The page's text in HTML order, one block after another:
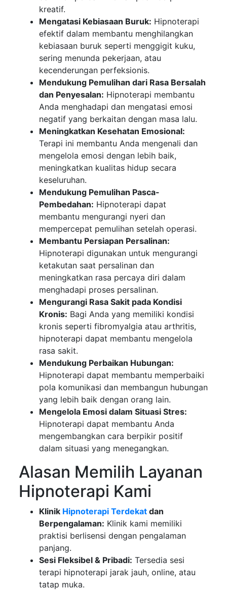
kreatif.
Mengatasi Kebiasaan Buruk: Hipnoterapi
efektif dalam membantu menghilangkan
kebiasaan buruk seperti menggigit kuku,
sering menunda pekerjaan, atau
kecenderungan perfeksionis.
Mendukung Pemulihan dari Rasa Bersalah
dan Penyesalan: Hipnoterapi membantu
Anda menghadapi dan mengatasi emosi
negatif yang berkaitan dengan masa lalu.
Meningkatkan Kesehatan Emosional:
Terapi ini membantu Anda mengenali dan
mengelola emosi dengan lebih baik,
meningkatkan kualitas hidup secara
keseluruhan.
Mendukung Pemulihan Pasca-
Pembedahan: Hipnoterapi dapat
membantu mengurangi nyeri dan
mempercepat pemulihan setelah operasi.
Membantu Persiapan Persalinan:
Hipnoterapi digunakan untuk mengurangi
ketakutan saat persalinan dan
meningkatkan rasa percaya diri dalam
menghadapi proses persalinan.
Mengurangi Rasa Sakit pada Kondisi
Kronis: Bagi Anda yang memiliki kondisi
kronis seperti fibromyalgia atau arthritis,
hipnoterapi dapat membantu mengelola
rasa sakit.
Mendukung Perbaikan Hubungan:
Hipnoterapi dapat membantu memperbaiki
pola komunikasi dan membangun hubungan
yang lebih baik dengan orang lain.
Mengelola Emosi dalam Situasi Stres:
Hipnoterapi dapat membantu Anda
mengembangkan cara berpikir positif
dalam situasi yang menegangkan.
Alasan Memilih Layanan
Hipnoterapi Kami
Klinik Hipnoterapi Terdekat dan
Berpengalaman: Klinik kami memiliki
praktisi berlisensi dengan pengalaman
panjang.
Sesi Fleksibel & Pribadi: Tersedia sesi
terapi hipnoterapi jarak jauh, online, atau
tatap muka.